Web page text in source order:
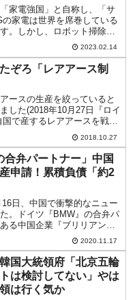
家電強国」と自称し、「サ
の家電は世界を席巻している
。しかし、ロボット掃除機
を生み出すことができなかっ
と同じで、『ルンバ』と同様
いで開発・販売を始めまし
はいいので...
2023.02.14
ぞろ「レアアース制
ースの生産を絞っていると
した(2018年10月27日『ロイ
国で産するレアアースを戦略
ある、と位置づけたのは鄧小
年)です。鄧小平は「レアア
と同じだ」と理解していま
2018.10.27
合弁パートナー」中国
申請！累積負債「約2
16日、中国で衝撃的なニュー
。ドイツ『BMW』の合弁パ
る中国企業『ブリリアン
ーティブ』（Brilliance
Holding：華晨中国汽車
司)が...
2020.11.17
韓国大統領府「北京五輪
は検討してない」やは
は行く気か